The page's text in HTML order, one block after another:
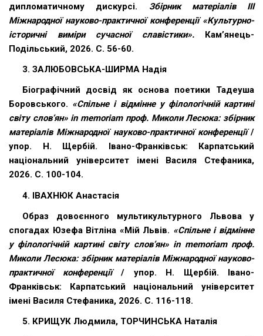
дипломатичному дискурсі. Збірник матеріалів ІІІ
Міжнародної науково-практичної конференції «Культурно-
історичні виміри сучасної славістики».Кам’янець-
Подільський, 2026. С. 56-60.
3. ЗАЛЮБОВСЬКА-ШИРМА Надія
Біографічний досвід як основа поетики Тадеуша
Боровського. «Спільне і відмінне у філологічній картині
світу слов’ян» in memoriam проф. Миколи Лесюка: збірник
матеріалів Міжнародної науково-практичної конференції/
упор. Н. Щербій. Івано-Франківськ: Карпатський
національний університет імені Василя Стефаника,
2026. С. 100-104.
4. ІВАХНЮК Анастасія
Образ довоєнного мультикультурного Львова у
спогадах Юзефа Вітліна «Мій Львів. «Спільне і відмінне
у філологічній картині світу слов’ян» in memoriam проф.
Миколи Лесюка: збірник матеріалів Міжнародної науково-
практичної конференції / упор. Н. Щербій. Івано-
Франківськ: Карпатський національний університет
імені Василя Стефаника, 2026. С. 116-118.
5. КРИЩУК Людмила, ТОРЧИНСЬКА Наталія